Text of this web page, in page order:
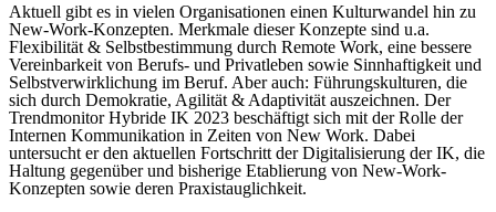
Aktuell gibt es in vielen Organisationen einen Kulturwandel hin zu
New-Work-Konzepten. Merkmale dieser Konzepte sind u.a.
Flexibilität & Selbstbestimmung durch Remote Work, eine bessere
Vereinbarkeit von Berufs- und Privatleben sowie Sinnhaftigkeit und
Selbstverwirklichung im Beruf. Aber auch: Führungskulturen, die
sich durch Demokratie, Agilität & Adaptivität auszeichnen. Der
Trendmonitor Hybride IK 2023 beschäftigt sich mit der Rolle der
Internen Kommunikation in Zeiten von New Work. Dabei
untersucht er den aktuellen Fortschritt der Digitalisierung der IK, die
Haltung gegenüber und bisherige Etablierung von New-Work-
Konzepten sowie deren Praxistauglichkeit.